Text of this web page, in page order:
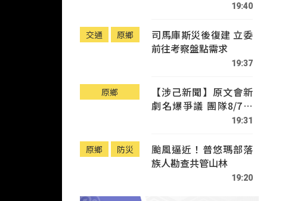
19:40
交通 原鄉
司馬庫斯災後復建 立委
前往考察盤點需求
19:37
原鄉
【涉己新聞】原文會新
劇名爆爭議 團隊8/7赴
19:31
原鄉 防災
颱風逼近！普悠瑪部落
族人勘查共管山林
19:20